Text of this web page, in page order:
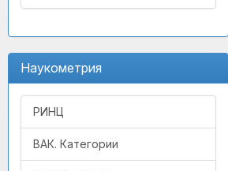
Наукометрия
РИНЦ
ВАК. Категории